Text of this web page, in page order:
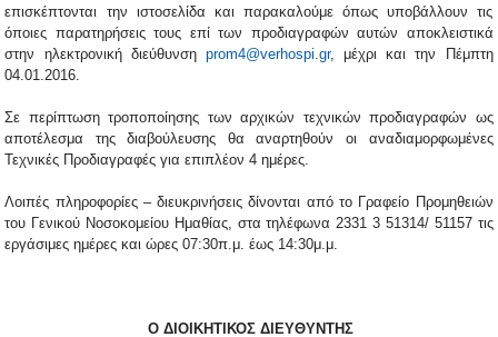
επισκέπτονται την ιστοσελίδα και παρακαλούμε όπως υποβάλλουν τις
όποιες παρατηρήσεις τους επί των προδιαγραφών αυτών αποκλειστικά
στην ηλεκτρονική διεύθυνση prom4@verhospi.gr, μέχρι και την Πέμπτη
04.01.2016.
Σε περίπτωση τροποποίησης των αρχικών τεχνικών προδιαγραφών ως
αποτέλεσμα της διαβούλευσης θα αναρτηθούν οι αναδιαμορφωμένες
Τεχνικές Προδιαγραφές για επιπλέον 4 ημέρες.
Λοιπές πληροφορίες – διευκρινήσεις δίνονται από το Γραφείο Προμηθειών
του Γενικού Νοσοκομείου Ημαθίας, στα τηλέφωνα 2331 3 51314/ 51157 τις
εργάσιμες ημέρες και ώρες 07:30π.μ. έως 14:30μ.μ.
Ο ΔΙΟΙΚΗΤΙΚΟΣ ΔΙΕΥΘΥΝΤΗΣ